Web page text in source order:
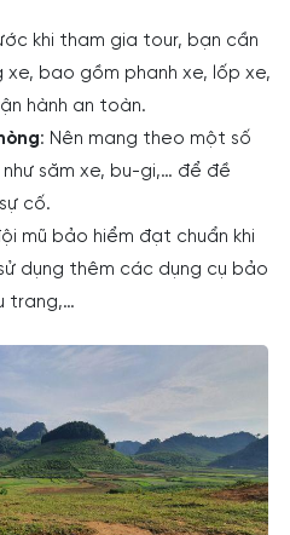
khi tham gia tour, bạn cần
bao gồm phanh xe, lốp xe,
hành an toàn.
: Nên mang theo một số
săm xe, bu-gi,… để đề
cố.
mũ bảo hiểm đạt chuẩn khi
dụng thêm các dụng cụ bảo
trang,…